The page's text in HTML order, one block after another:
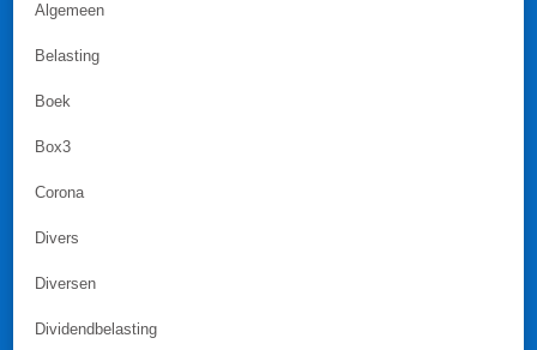
Algemeen
Belasting
Boek
Box3
Corona
Divers
Diversen
Dividendbelasting